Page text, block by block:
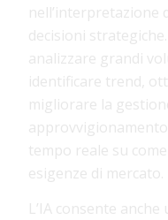
nell’interpretazione
decisioni
analizzare grandi
identificare trend,
migliorare la
tempo reale su
esigenze di mercato.
L’IA consente